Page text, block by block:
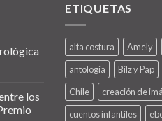
los
ETIQUETAS
alta costura Amely
antología
Bilz y Pap
Chile
creación de
cuentos infantiles